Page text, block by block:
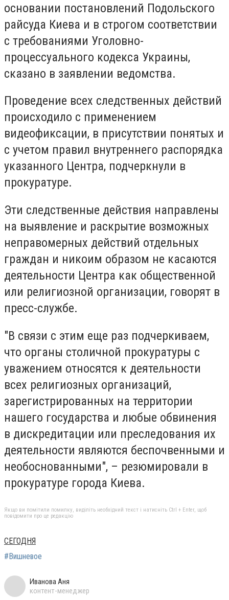
основании постановлений Подольского
райсуда Киева и в строгом соответствии
с требованиями Уголовно-
процессуального кодекса Украины,
сказано в заявлении ведомства.
Проведение всех следственных действий
происходило с применением
видеофиксации, в присутствии понятых и
с учетом правил внутреннего распорядка
указанного Центра, подчеркнули в
прокуратуре.
Эти следственные действия направлены
на выявление и раскрытие возможных
неправомерных действий отдельных
граждан и никоим образом не касаются
деятельности Центра как общественной
или религиозной организации, говорят в
пресс-службе.
"В связи с этим еще раз подчеркиваем,
что органы столичной прокуратуры с
уважением относятся к деятельности
всех религиозных организаций,
зарегистрированных на территории
нашего государства и любые обвинения
в дискредитации или преследования их
деятельности являются беспочвенными и
необоснованными", – резюмировали в
прокуратуре города Киева.
Якщо ви помітили помилку, виділіть необхідний текст і натисніть Ctrl + Enter, щоб
повідомити про це редакцію
СЕГОДНЯ
#Вишневое
Иванова Аня
контент-менеджер